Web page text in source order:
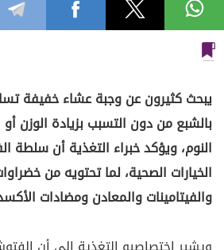
يبحث كثيرون عن وجبة عشاء خفيفة
بالشبع من دون التسبب بزيادة الوزن
النوم، ويؤكد خبراء التغذية أن
الخيارات الصحية، لما تحتويه من
والفيتامينات والمعادن ومضادات